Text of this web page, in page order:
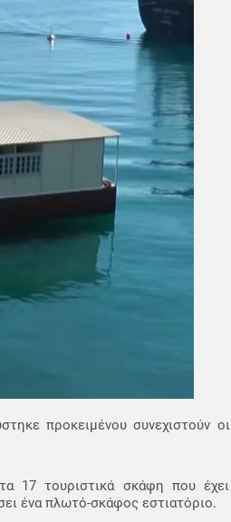
προκειμένου συνεχιστούν οι
17 τουριστικά σκάφη που έχει
ένα πλωτό-σκάφος εστιατόριο.